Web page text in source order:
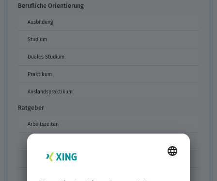
Berufliche Orientierung
Ausbildung
Studium
Duales Studium
Praktikum
Auslandspraktikum
Ratgeber
Arbeitszeiten
Formulierungen im Arbeitszeugnis